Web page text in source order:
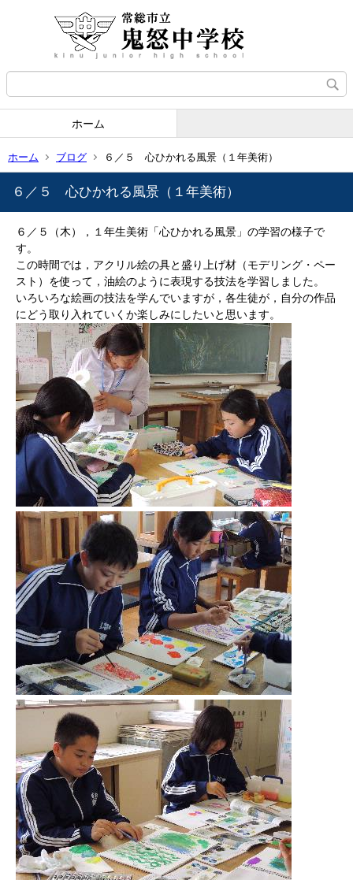
ホーム
ホーム ブログ ６／５ 心ひかれる風景（１年美術）
６／５ 心ひかれる風景（１年美術）
６／５（木），１年生美術「心ひかれる風景」の学習の様子で
す。
この時間では，アクリル絵の具と盛り上げ材（モデリング・ペー
スト）を使って，油絵のように表現する技法を学習しました。
いろいろな絵画の技法を学んでいますが，各生徒が，自分の作品
にどう取り入れていくか楽しみにしたいと思います。